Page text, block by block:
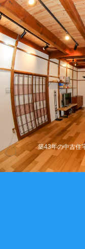
築43年の中古住